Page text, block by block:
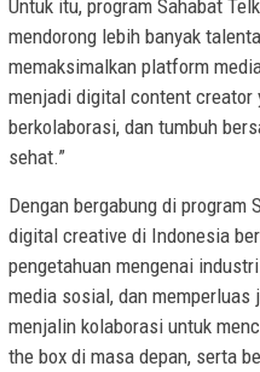
Untuk itu, program Sahabat
mendorong lebih banyak
memaksimalkan platform
menjadi digital content creator
berkolaborasi, dan tumbuh
sehat.”
Dengan bergabung di program
digital creative di Indonesia
pengetahuan mengenai
media sosial, dan memperluas
menjalin kolaborasi untuk
the box di masa depan, serta